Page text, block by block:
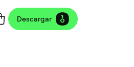
Descargar